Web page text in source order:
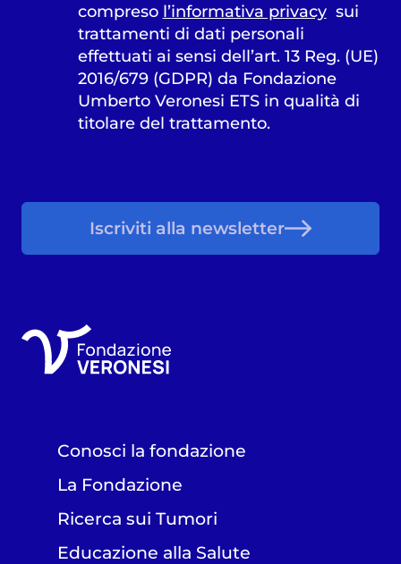
compreso l’informativa privacysui
trattamenti di dati personali
effettuati ai sensi dell’art. 13 Reg. (UE)
2016/679 (GDPR) da Fondazione
Umberto Veronesi ETS in qualità di
titolare del trattamento.
Iscriviti alla newsletter
Conosci la fondazione
La Fondazione
Ricerca sui Tumori
Educazione alla Salute